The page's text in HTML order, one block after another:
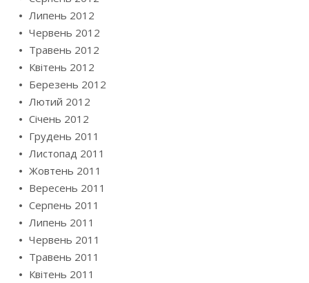
Липень 2012
Червень 2012
Травень 2012
Квітень 2012
Березень 2012
Лютий 2012
Січень 2012
Грудень 2011
Листопад 2011
Жовтень 2011
Вересень 2011
Серпень 2011
Липень 2011
Червень 2011
Травень 2011
Квітень 2011